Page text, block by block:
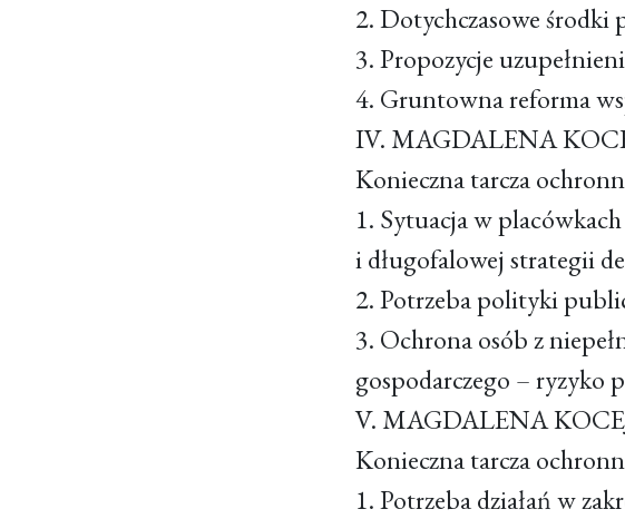
2. Dotychczasowe
3. Propozycje
4. Gruntowna reforma
IV. MAGDALENA
Konieczna tarcza
1. Sytuacja w
i długofalowej
2. Potrzeba polityki
3. Ochrona osób z
gospodarczego –
V. MAGDALENA
Konieczna tarcza
1. Potrzeba działań w